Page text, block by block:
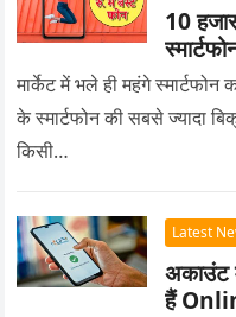
10
मार्केट में भले ही महंगे
के स्मार्टफोन की सबसे ज्यादा
किसी…
Latest
अकाउंट
हैं